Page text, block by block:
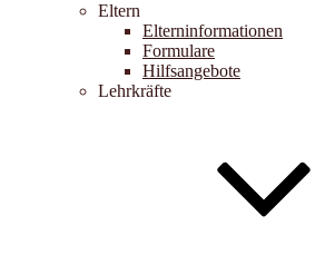
Eltern
Elterninformationen
Formulare
Hilfsangebote
Lehrkräfte